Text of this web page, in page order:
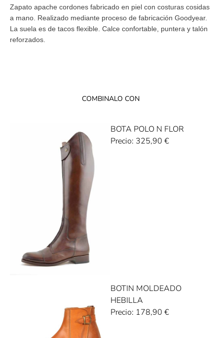
Zapato apache cordones fabricado en piel con costuras cosidas
a mano. Realizado mediante proceso de fabricación Goodyear.
La suela es de tacos flexible. Calce confortable, puntera y talón
reforzados.
COMBINALO CON
BOTA POLO N FLOR
Precio: 325,90 €
BOTIN MOLDEADO
HEBILLA
Precio: 178,90 €